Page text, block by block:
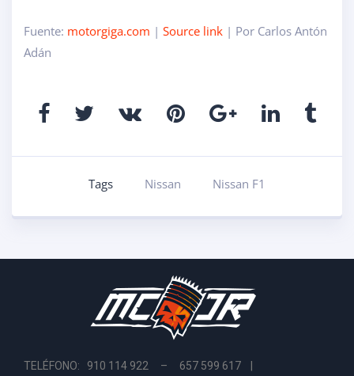
Fuente: motorgiga.com | Source link | Por Carlos Antón
Adán
Tags Nissan Nissan F1
TELÉFONO: 910 114 922 – 657 599 617 |